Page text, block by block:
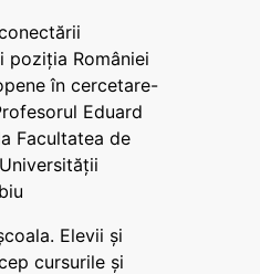
poziția României
în cercetare-
Eduard
Facultatea de
Elevii și
cursurile și